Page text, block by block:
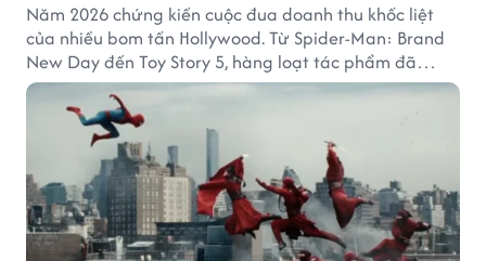
Năm 2026 chứng kiến cuộc đua doanh thu khốc liệt
của nhiều bom tấn Hollywood. Từ Spider-Man: Brand
New Day đến Toy Story 5, hàng loạt tác phẩm đã
mang về hàng chục nghìn tỷ đồng và tạo nên những
cột mốc đáng nhớ tại phòng vé toàn cầu.